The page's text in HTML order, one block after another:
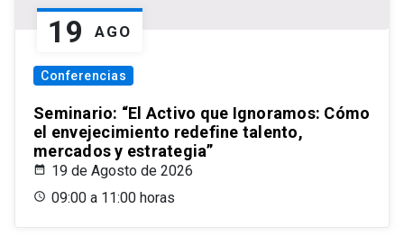
19 AGO
Conferencias
Seminario: “El Activo que Ignoramos: Cómo
el envejecimiento redefine talento,
mercados y estrategia”
19 de Agosto de 2026
09:00 a 11:00 horas